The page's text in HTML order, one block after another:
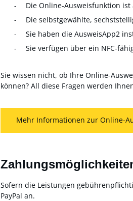
Die Online-Ausweisfunktion
Die selbstgewählte,
Sie haben die AusweisApp2
Sie verfügen über ein NFC-
Sie wissen nicht, ob Ihre Online-
können? All diese Fragen werden
Mehr Informationen zur Online-
Sofern die Leistungen
PayPal an.